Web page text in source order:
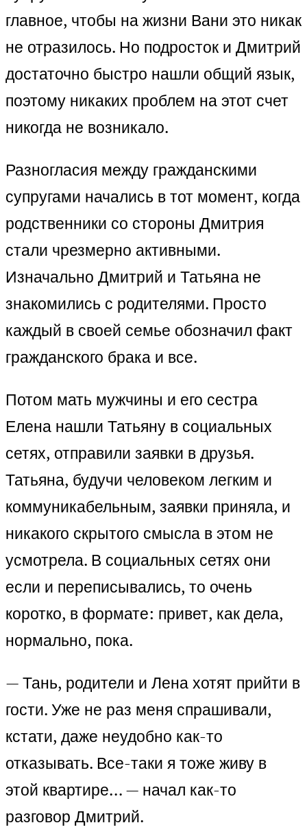
главное, чтобы на жизни Вани это никак
не отразилось. Но подросток и Дмитрий
достаточно быстро нашли общий язык,
поэтому никаких проблем на этот счет
никогда не возникало.
Разногласия между гражданскими
супругами начались в тот момент, когда
родственники со стороны Дмитрия
стали чрезмерно активными.
Изначально Дмитрий и Татьяна не
знакомились с родителями. Просто
каждый в своей семье обозначил факт
гражданского брака и все.
Потом мать мужчины и его сестра
Елена нашли Татьяну в социальных
сетях, отправили заявки в друзья.
Татьяна, будучи человеком легким и
коммуникабельным, заявки приняла, и
никакого скрытого смысла в этом не
усмотрела. В социальных сетях они
если и переписывались, то очень
коротко, в формате: привет, как дела,
нормально, пока.
— Тань, родители и Лена хотят прийти в
гости. Уже не раз меня спрашивали,
кстати, даже неудобно как-то
отказывать. Все-таки я тоже живу в
этой квартире… — начал как-то
разговор Дмитрий.